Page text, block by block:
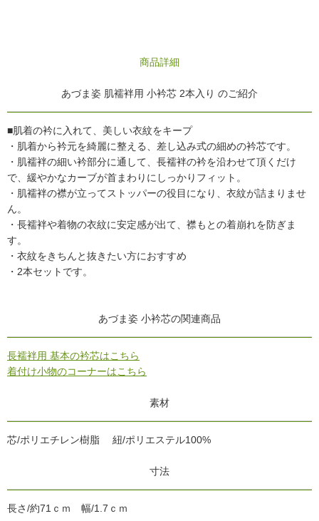
商品詳細
あづま姿 肌襦袢用 小衿芯 2本入り のご紹介
■肌着の衿に入れて、美しい衣紋をキープ
・肌着から衿元を綺麗に整える、差し込み式の細めの衿芯です。
・肌襦袢の細い衿部分に通して、長襦袢の衿を沿わせて頂くだけ
で、緩やかなカーブが首まわりにしっかりフィット。
・肌襦袢の襟が立ってストッパーの役目になり、衣紋が詰まりませ
ん。
・長襦袢や着物の衣紋に安定感が出て、襟もとの着崩れを防ぎま
す。
・衣紋をきちんと抜きたい方におすすめ
・2本セットです。
あづま姿 小衿芯の関連商品
長襦袢用 基本の衿芯はこちら
着付け小物のコーナーはこちら
素材
芯/ポリエチレン樹脂 紐/ポリエステル100%
寸法
長さ/約71ｃｍ 幅/1.7ｃｍ